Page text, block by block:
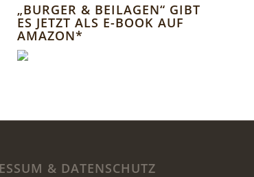
„BURGER & BEILAGEN“ GIBT
ES JETZT ALS E-BOOK AUF
AMAZON*
& DATENSCHUTZ